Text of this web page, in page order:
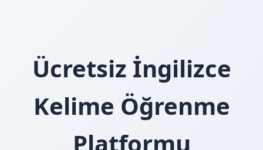
Ücretsiz İngilizce
Kelime Öğrenme
Platformu